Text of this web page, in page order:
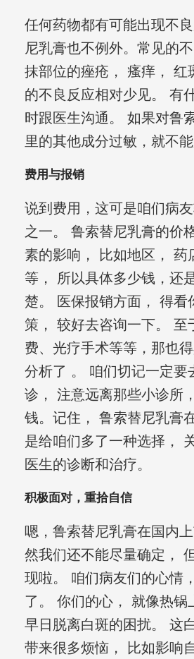
任何药物都有可能出现不
尼乳膏也不例外。常见的
抹部位的痤疮， 瘙痒， 红
的不良反应相对少见。 有
时跟医生沟通。 如果对鲁
里的其他成分过敏，就不能
费用与报销
说到费用，这可是咱们病
之一。 鲁索替尼乳膏的价
素的影响， 比如地区， 药
等， 所以具体多少钱，还
楚。 医保报销方面， 得看
策， 较好去咨询一下。 至
费、光疗手术等等，那也
分析了 。 咱们切记一定要
诊， 注意远离那些小诊所
钱。记住， 鲁索替尼乳膏
是给咱们多了一种选择，
医生的诊断和治疗。
积极面对，重拾自信
嗯，鲁索替尼乳膏在国内
然我们还不能尽量确定，
现啦。 咱们病友们的心情
了。 你们的心， 就像热锅
早日脱离白斑的困扰。 这
带来很多烦恼， 比如影响